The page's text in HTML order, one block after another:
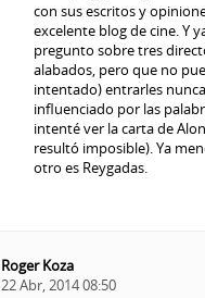
con sus escritos y
excelente blog de cine. Y
pregunto sobre tres
alabados, pero que no
intentado) entrarles
influenciado por las
intenté ver la carta de
resultó imposible). Ya
otro es Reygadas.
Roger Koza
22 Abr, 2014 08:50